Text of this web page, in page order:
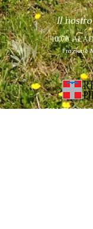
Il
10070ALA
Frazione
CIN